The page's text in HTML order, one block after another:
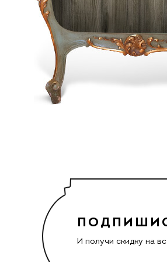
И получи скидку на